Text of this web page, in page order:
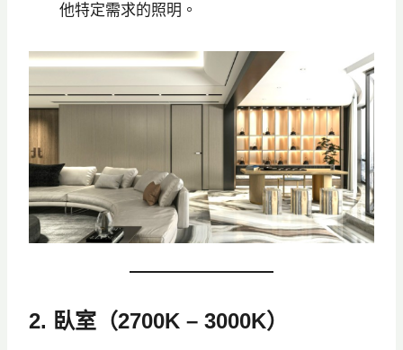
他特定需求的照明。
2. 臥室（2700K – 3000K）